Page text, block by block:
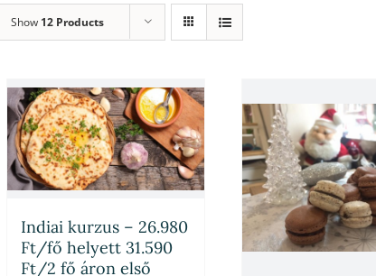
Show 12 Products
Indiai kurzus – 26.980
Ft/fő helyett 31.590
Ft/2 fő áron első